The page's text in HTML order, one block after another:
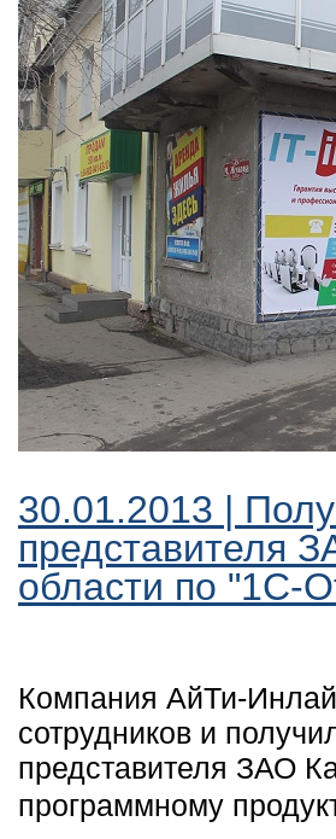
30.01.2013 |
представителя
области по "1С-
Компания АйТи-
сотрудников и
представителя ЗАО
программному